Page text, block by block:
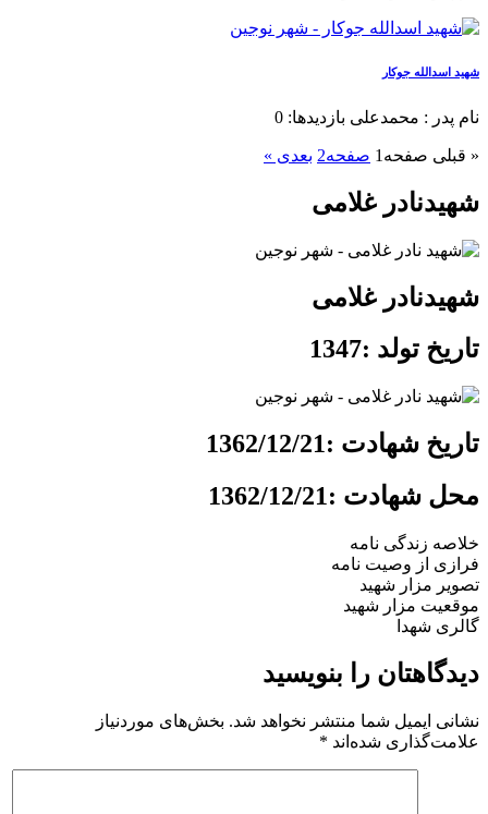
شهید اسدالله جوکار
نام پدر : محمدعلی بازدیدها: 0
« قبلی صفحه 1 صفحه2 بعدی »
شهیدنادر غلامی
شهیدنادر غلامی
تاریخ تولد :1347
تاریخ شهادت :1362/12/21
محل شهادت :1362/12/21
خلاصه زندگی نامه
فرازی از وصیت نامه
تصویر مزار شهید
موقعیت مزار شهید
گالری شهدا
دیدگاهتان را بنویسید
نشانی ایمیل شما منتشر نخواهد شد. بخش‌های موردنیاز
علامت‌گذاری شده‌اند *